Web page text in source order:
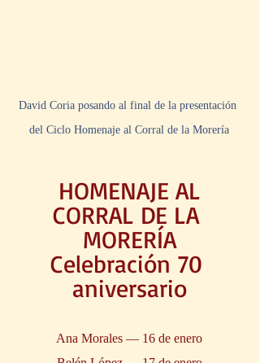
David Coria posando al final de la presentación
del Ciclo Homenaje al Corral de la Morería
HOMENAJE AL
CORRAL DE LA
MORERÍA
Celebración 70
aniversario
Ana Morales — 16 de enero